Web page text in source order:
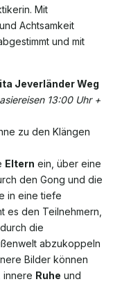
Mit
Achtsamkeit
und mit
Jeverländer Weg
13:00 Uhr +
zu den Klängen
Eltern ein, über eine
den Gong und die
in eine tiefe
es den Teilnehmern,
die
abzukoppeln
Bilder können
, innere Ruhe und